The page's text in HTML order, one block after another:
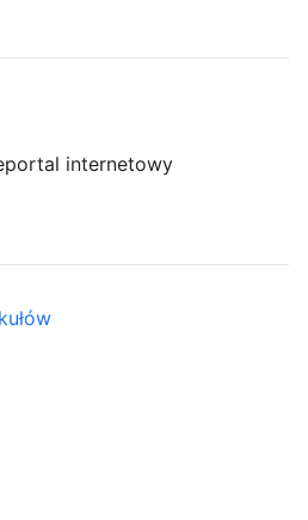
portal internetowy